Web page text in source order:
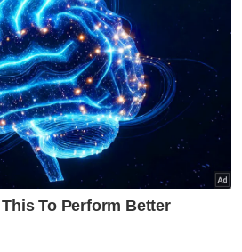
She Leads kini sudah
dan bermatlamatkan
peserta khususnya
lebih berani dan
golongan itu.
penuh mengenai
Leads boleh ditonton